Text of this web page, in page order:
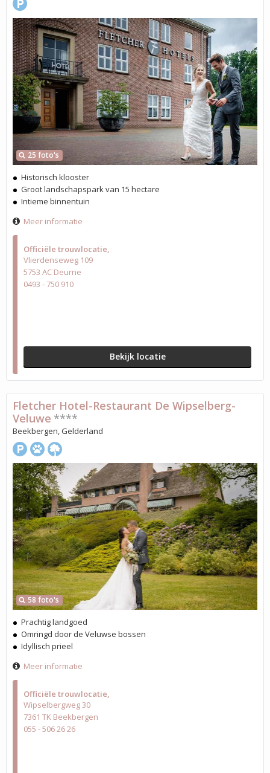
Officiële trouwlocatie
Vlierdenseweg 109
5753 AC Deurne
0493 - 750 910
Bekijk locatie
25 foto's
Historisch klooster
Groot landschapspark van 15 hectare
Intieme binnentuin
Meer informatie
Officiële trouwlocatie
Wipselbergweg 30
7361 TK Beekbergen
055 - 506 26 26
58 foto's
Fletcher Hotel-Restaurant De Wipselberg-
Veluwe ****
Beekbergen, Gelderland
Prachtig landgoed
Omringd door de Veluwse bossen
Idyllisch prieel
Meer informatie